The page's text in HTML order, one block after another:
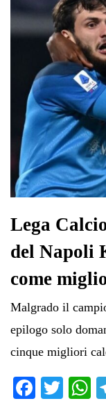
Lega
del Napoli
come
Malgrado il
epilogo solo
cinque migliori
Fa T